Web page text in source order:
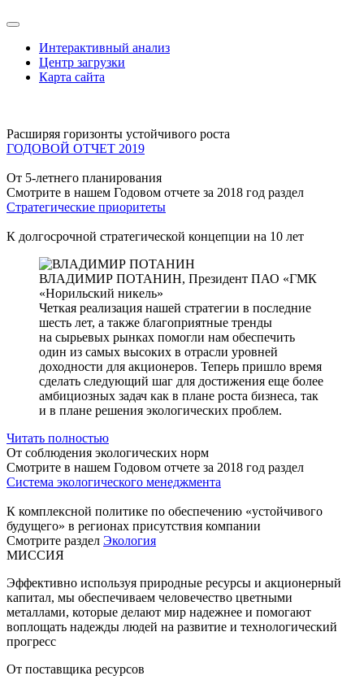
Интерактивный анализ
Центр загрузки
Карта сайта
Расширяя горизонты устойчивого роста
ГОДОВОЙ ОТЧЕТ 2019
От 5-летнего планирования
Смотрите в нашем Годовом отчете за 2018 год раздел
Стратегические приоритеты
К долгосрочной стратегической концепции на 10 лет
ВЛАДИМИР ПОТАНИН, Президент ПАО «ГМК
«Норильский никель»
Четкая реализация нашей стратегии в последние
шесть лет, а также благоприятные тренды
на сырьевых рынках помогли нам обеспечить
один из самых высоких в отрасли уровней
доходности для акционеров. Теперь пришло время
сделать следующий шаг для достижения еще более
амбициозных задач как в плане роста бизнеса, так
и в плане решения экологических проблем.
Читать полностью
От соблюдения экологических норм
Смотрите в нашем Годовом отчете за 2018 год раздел
Система экологического менеджмента
К комплексной политике по обеспечению «устойчивого
будущего» в регионах присутствия компании
Смотрите раздел Экология
МИССИЯ
Эффективно используя природные ресурсы и акционерный
капитал, мы обеспечиваем человечество цветными
металлами, которые делают мир надежнее и помогают
воплощать надежды людей на развитие и технологический
прогресс
От поставщика ресурсов